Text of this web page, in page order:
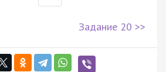
Задание 20 >>